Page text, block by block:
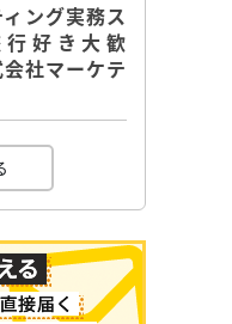
ング実務ス
好き大歓
社マーケテ